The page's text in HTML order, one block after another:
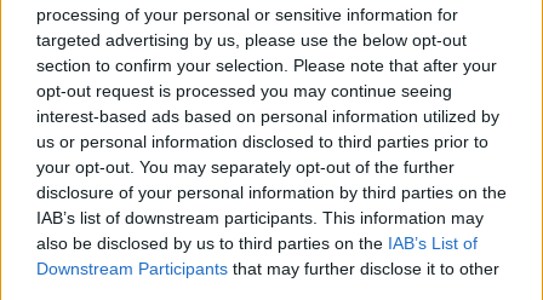
processing of your personal or sensitive information for
targeted advertising by us, please use the below opt-out
section to confirm your selection. Please note that after your
opt-out request is processed you may continue seeing
interest-based ads based on personal information utilized by
us or personal information disclosed to third parties prior to
your opt-out. You may separately opt-out of the further
disclosure of your personal information by third parties on the
IAB’s list of downstream participants. This information may
also be disclosed by us to third parties on the IAB’s List of
Downstream Participants that may further disclose it to other
csókról
„Adri, mi történt Arni és közted a jakuzziban?” – szólt a
kérdés a lánynak, aki bár korábban nem vallott színt, most
mégis kitálalt a teljes igazságról. Szani egyből nekiesett
Arninak, Adri pedig alig tudta palástolni a mosolyát,
hiszen úgy érzi, a páros között kirobbanó balhé miatt akár
az is lehetséges lesz, hogy Arnival álljon párba a
következő Párválasztó ceremónián. Később Szani is
bevallotta, hogy már tudott a csókjukról, ezért nem
szerette volna megmutatni Arninak a kérdőívét. A srác